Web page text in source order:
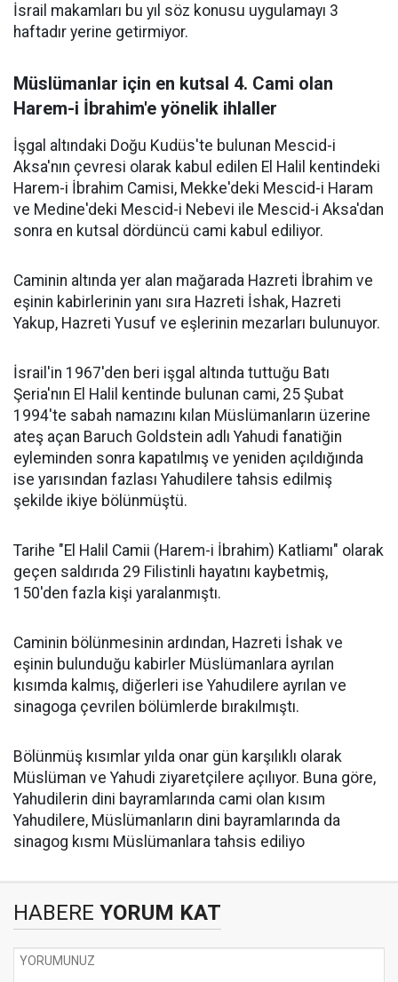
İsrail makamları bu yıl söz konusu uygulamayı 3
haftadır yerine getirmiyor.
Müslümanlar için en kutsal 4. Cami olan
Harem-i İbrahim'e yönelik ihlaller
İşgal altındaki Doğu Kudüs'te bulunan Mescid-i
Aksa'nın çevresi olarak kabul edilen El Halil kentindeki
Harem-i İbrahim Camisi, Mekke'deki Mescid-i Haram
ve Medine'deki Mescid-i Nebevi ile Mescid-i Aksa'dan
sonra en kutsal dördüncü cami kabul ediliyor.
Caminin altında yer alan mağarada Hazreti İbrahim ve
eşinin kabirlerinin yanı sıra Hazreti İshak, Hazreti
Yakup, Hazreti Yusuf ve eşlerinin mezarları bulunuyor.
İsrail'in 1967'den beri işgal altında tuttuğu Batı
Şeria'nın El Halil kentinde bulunan cami, 25 Şubat
1994'te sabah namazını kılan Müslümanların üzerine
ateş açan Baruch Goldstein adlı Yahudi fanatiğin
eyleminden sonra kapatılmış ve yeniden açıldığında
ise yarısından fazlası Yahudilere tahsis edilmiş
şekilde ikiye bölünmüştü.
Tarihe "El Halil Camii (Harem-i İbrahim) Katliamı" olarak
geçen saldırıda 29 Filistinli hayatını kaybetmiş,
150'den fazla kişi yaralanmıştı.
Caminin bölünmesinin ardından, Hazreti İshak ve
eşinin bulunduğu kabirler Müslümanlara ayrılan
kısımda kalmış, diğerleri ise Yahudilere ayrılan ve
sinagoga çevrilen bölümlerde bırakılmıştı.
Bölünmüş kısımlar yılda onar gün karşılıklı olarak
Müslüman ve Yahudi ziyaretçilere açılıyor. Buna göre,
Yahudilerin dini bayramlarında cami olan kısım
Yahudilere, Müslümanların dini bayramlarında da
sinagog kısmı Müslümanlara tahsis ediliyo
HABERE YORUM KAT